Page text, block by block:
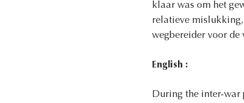
klaar was om het
relatieve
wegbereider voor de
English :
During the inter-war